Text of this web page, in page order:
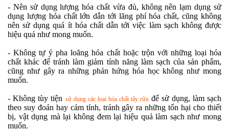
- Nên sử dụng lượng hóa chất vừa đủ, không nên lạm dụng sử
dụng lượng hóa chất lớn dẫn tới lãng phí hóa chất, cũng không
nên sử dụng quá ít hóa chất dẫn tới việc làm sạch không được
hiệu quả như mong muốn.
- Không tự ý pha loãng hóa chất hoặc trộn với những loại hóa
chất khác để tránh làm giảm tính năng làm sạch của sản phẩm,
cũng như gây ra những phản hứng hóa học không như mong
muốn.
- Không tùy tiện sử dụng các loại hóa chất tẩy rửa để sử dụng, làm sạch
theo suy đoán hay cảm tính, tránh gây ra những tổn hại cho thiết
bị, vật dụng mà lại không đem lại hiệu quả làm sạch như mong
muốn.